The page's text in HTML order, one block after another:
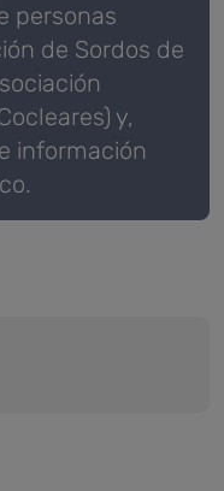
personas
de Sordos de
y,
información